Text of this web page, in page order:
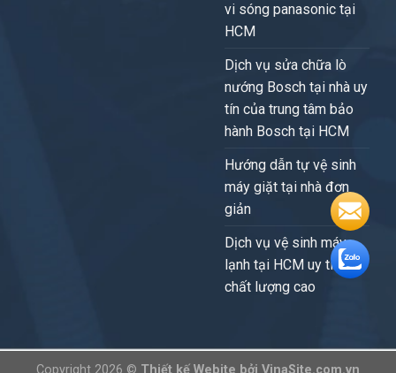
vi sóng panasonic tại
HCM
Dịch vụ sửa chữa lò
nướng Bosch tại nhà uy
tín của trung tâm bảo
hành Bosch tại HCM
Hướng dẫn tự vệ sinh
máy giặt tại nhà đơn
giản
Dịch vụ vệ sinh máy
lạnh tại HCM uy tín,
chất lượng cao